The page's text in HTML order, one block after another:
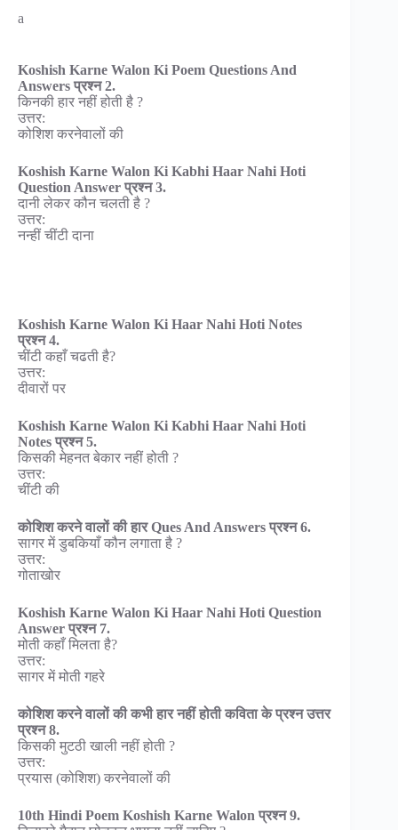
a
Koshish Karne Walon Ki Poem Questions And
Answers प्रश्न 2.
किनकी हार नहीं होती है ?
उत्तर:
कोशिश करनेवालों की
Koshish Karne Walon Ki Kabhi Haar Nahi Hoti
Question Answer प्रश्न 3.
दानी लेकर कौन चलती है ?
उत्तर:
नन्हीं चींटी दाना
Koshish Karne Walon Ki Haar Nahi Hoti Notes
प्रश्न 4.
चींटी कहाँ चढती है?
उत्तर:
दीवारों पर
Koshish Karne Walon Ki Kabhi Haar Nahi Hoti
Notes प्रश्न 5.
किसकी मेहनत बेकार नहीं होती ?
उत्तर:
चींटी की
कोशिश करने वालों की हार Ques And Answers प्रश्न 6.
सागर में डुबकियाँ कौन लगाता है ?
उत्तर:
गोताखोर
Koshish Karne Walon Ki Haar Nahi Hoti Question
Answer प्रश्न 7.
मोती कहाँ मिलता है?
उत्तर:
सागर में मोती गहरे
कोशिश करने वालों की कभी हार नहीं होती कविता के प्रश्न उत्तर
प्रश्न 8.
किसकी मुटठी खाली नहीं होती ?
उत्तर:
प्रयास (कोशिश) करनेवालों की
10th Hindi Poem Koshish Karne Walon प्रश्न 9.